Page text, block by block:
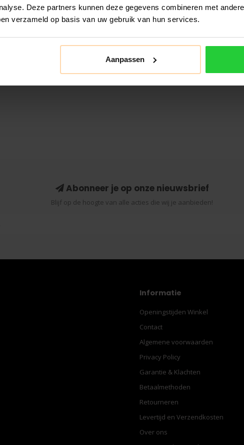
Deze partners kunnen deze gegevens combineren met
verzameld op basis van uw gebruik van hun services.
Aanpassen
Abonneer je op onze nieuwsbrief
Blijf op de hoogte van alle acties die wij je aanbieden!
Informatie
Openingstijden Winkel
Contact
Algemene voorwaarden
Privacy Policy
Garantie & Klachten
Betaalmethoden
Retourneren
Levertijd en Verzendkosten
Over ons